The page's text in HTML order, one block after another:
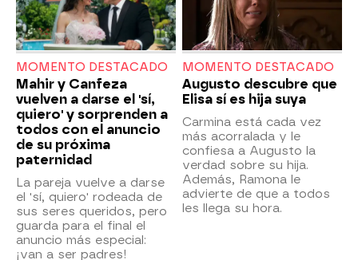
MOMENTO DESTACADO
Mahir y Canfeza
vuelven a darse el 'sí,
quiero' y sorprenden a
todos con el anuncio
de su próxima
paternidad
La pareja vuelve a darse
el 'sí, quiero' rodeada de
sus seres queridos, pero
guarda para el final el
anuncio más especial:
¡van a ser padres!
MOMENTO DESTACADO
Augusto descubre que
Elisa sí es hija suya
Carmina está cada vez
más acorralada y le
confiesa a Augusto la
verdad sobre su hija.
Además, Ramona le
advierte de que a todos
les llega su hora.